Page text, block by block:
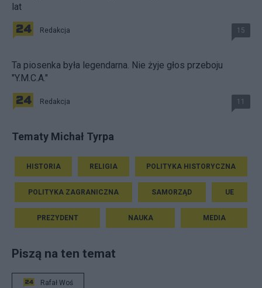
lat
Redakcja 15
Ta piosenka była legendarna. Nie żyje głos przeboju
"Y.M.C.A."
Redakcja 11
Tematy Michał Tyrpa
HISTORIA RELIGIA POLITYKA HISTORYCZNA
POLITYKA ZAGRANICZNA SAMORZĄD UE
PREZYDENT NAUKA MEDIA
Piszą na ten temat
Rafał Woś